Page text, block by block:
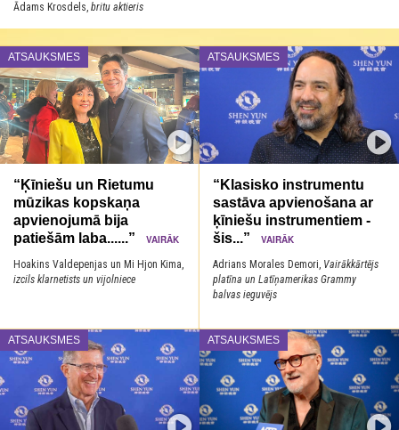
Ādams Krosdels, britu aktieris
ATSAUKSMES
“Ķīniešu un Rietumu
mūzikas kopskaņa
apvienojumā bija
patiešām laba......”
VAIRĀK
Hoakins Valdepenjas un Mi Hjon Kima,
izcils klarnetists un vijolniece
ATSAUKSMES
“Klasisko instrumentu
sastāva apvienošana ar
ķīniešu instrumentiem -
šis...”VAIRĀK
Adrians Morales Demori, Vairākkārtējs
platīna un Latīņamerikas Grammy
balvas ieguvējs
ATSAUKSMES ATSAUKSMES